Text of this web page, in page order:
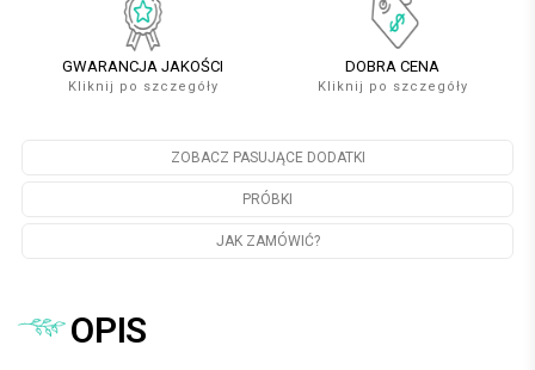
GWARANCJA JAKOŚCI
Kliknij po szczegóły
DOBRA CENA
Kliknij po szczegóły
ZOBACZ PASUJĄCE DODATKI
PRÓBKI
JAK ZAMÓWIĆ?
OPIS